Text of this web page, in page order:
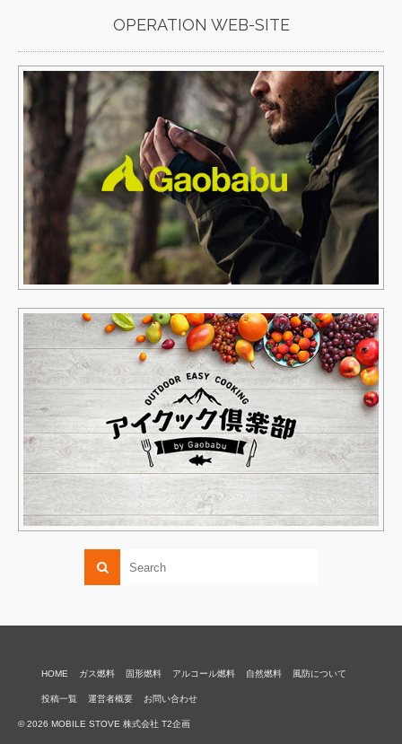
OPERATION WEB-SITE
HOME ガス燃料 固形燃料 アルコール燃料 自然燃料 風防について
投稿一覧 運営者概要 お問い合わせ
© 2026 MOBILE STOVE 株式会社 T2企画